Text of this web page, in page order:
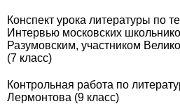
Конспект урока литературы по
Интервью московских
Разумовским, участником
(7 класс)
Контрольная работа по
Лермонтова (9 класс)